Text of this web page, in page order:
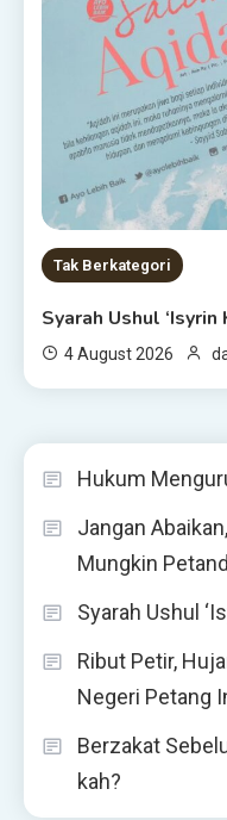
Tak Berkategori
Syarah Ushul ‘Isyrin
4 August 2026
Hukum
Jangan
Mungkin
Syarah Ushul
Ribut Petir,
Negeri Petang
Berzakat
kah?